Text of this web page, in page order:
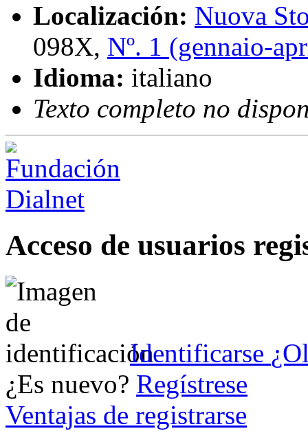
Localización: Nuova
098X, Nº. 1 (gennaio-
Idioma: italiano
Texto completo no
Acceso de usuarios
Identificarse
¿Es nuevo? Regístrese
Ventajas de registrarse